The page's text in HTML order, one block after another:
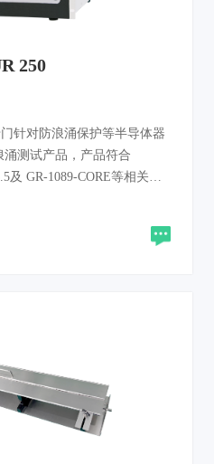
250
针对防浪涌保护等半导体器
测试产品，产品符合
及 GR-1089-CORE等相关标